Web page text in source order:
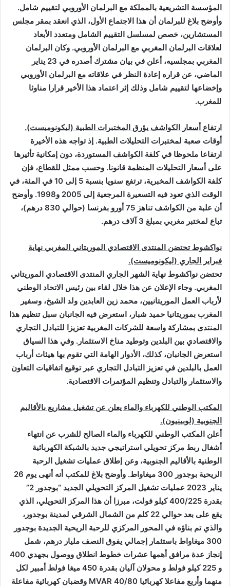
المؤسسة التشريعية بالمملكة مع البرلمان الأوروبي لتقييم شامل.
وأوضح بلاغ للبرلمان أن هذا الاجتماع الأول، الذي انعقد بمقر مجلس
المستشارين، خصص لمسلسل التقييم الشامل ومتعدد الأبعاد
لعلاقات البرلمان المغربي مع البرلمان الأوروبي. وكان البرلمان
المغربي بمجلسيه، أعلن في بيان مشترك أصدره في 23 يناير
الماضي، عن قراره إعادة النظر في علاقاته مع البرلمان الأوروبي
وإخضاعها لتقييم شامل وذلك إثر اعتماد هذا الأخير قرارا مناوئا
للمغرب.
ارتفاع أسعار الكواشف يؤرق المختبرات الطبية (ليكونوميست).
أوقات صعبة لمختبرات التحليلات الطبية. إذ تواجه هذه الأخيرة
ارتفاعا ملحوظا في كلفة الكواشف المستوردة، دون إمكانية تأثيرها
على أسعار التحليلات المنظمة قانونا. وحسب ممثل للقطاع، فإن
كلفة الكواشف المخبرية، ترتفع سنويا بنسبة 5 إلى 10 في المئة، في
الوقت الذي تعود فيه التسعيرة المرجعية إلى 2005 و1998. وأوضح
أن علبة من الكواشف تناهز 75 أورو بفرنسا (حوالي 830 درهم)،
تباع لمختبر مغربي بمبلغ 3 آلاف درهم
.
نواكشوط تحتضن المنتدى الاقتصادي الموريتاني المغربي نهاية
فبراير الجاري (ليكونوميست).
تحتضن نواكشوط نهاية الشهر الجاري المنتدى الاقتصادي الموريتاني
المغربي. وجاء الإعلان عن هذا خلال لقاء بين رئيس الاتحاد الوطني
لأرباب العمل الموريتانيين، محمد زين العابدين ولد الشيخ، وسفير
المغرب بموريتانيا حميد شبار، استعرض فيه الجانبان سبل تنظيم هذا
المنتدى بمشاركة واسعة للشركات المغربية تعزيزا للتبادل التجاري
والاقتصادي بين البلدين وتوطيد مناخ الاستثمار. وفي هذا السياق
استعرض الجانبان، كذلك، الأدوار الهامة التي تقوم بها هيئات أرباب
العمل بالبلدين في تعزيز التبادل التجاري عبر توقيع اتفاقيات التعاون
والاستثمار والتبادل وتنظيم المؤتمرات الاقتصادية.
المكتب الوطني للكهرباء والماء يعلن عن تشغيل مشاريع بالأقاليم
الجنوبية (لوبينيون).
أعلن المكتب الوطني للكهرباء والماء الصالح للشرب عن انتهاء
أشغال ربط مركز تحويلي استراتيجي جديد بالشبكة الكهربائية
الوطنية بالأقاليم الجنوبية، وعن إطلاق عمليات تشغيل الرحبة
الريحية بوجدور 300 ميغاواط. وأوضح بلاغ للمكتب أنه أنهى يوم 26
يناير 2023 عمليات تشغيل المركز التحويلي الجديد “بوجدور 2”
بقدرة 400/225 كيلو فولت، مبرزا أن هذا المركز التحويلي، الذي
يقع على بعد حوالي 22 كلم من الشمال الشرقي لمدينة بوجدور،
والذي تم بناؤه في المحور المركزي للرحبة الريحية الجديدة بوجدور
300 ميغاواط باستثمار إجمالي يفوق النصف مليار درهم، شمل
إنجاز عدة مرافق أهمها عشرات خطوط انطلاق ووصول بجهدي 400
و 225 كيلو فولط و محولان آليان بقدرة 450 ميغا فولط أمبير لكل
منهما وأربع مفاعلا كهربائيا
وقضبان كهربائية مفاعلة